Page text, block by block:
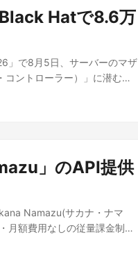
よれば、BFLは低コストで
まず低コストで素早く確認
で、最終出力は承認したド
」と協力し、リリース前にリ
あらゆるデータ形式につい
れらはいずれもBFL自身によ
会話・ナレーションを含む
は、OpenAIの「Sora」や
その中でFLUX 3 Videoが差
ールで音声・BGMを合成す
ーは大きく短縮される可能性
の性能で無償公開されるか
事は 音・会話も同時生成の
（LLM）提供企業にとって戦
「協調設計（co-design）」
きな注目理由だ。Anthropic
いく方針を示しており、単
えるポイント Ar Technicaの
めとする他社製ハードウェア
・展開している。Anthropic
シップ検討の噂とも符合する
で動かす動きが広がる中、
あり、同社自身やユーザーが
コストと失敗リスクが大きい
不確定要素が多い挑戦でもあ
Hatで8.6万
」で8月5日、サーバーのマザ
ントローラー）」に潜む深
よると、報告したのはファ
ットワークスタック・IPアド
監視したり、再起動・アッ
ーが電源オフや応答不能の
仕組みだが、その独立性ゆ
う。この危険性は2013年から
ほとんど改善していないこ
」のAPI提供
Namazu(サカナ・ナマ
月額費用なしの従量課金制を
汎用モデルを日本語向けにチ